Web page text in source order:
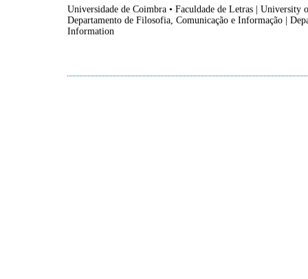
Universidade de Coimbra • Faculdade de Letras |
Departamento de Filosofia, Comunicação e Informação |
Information